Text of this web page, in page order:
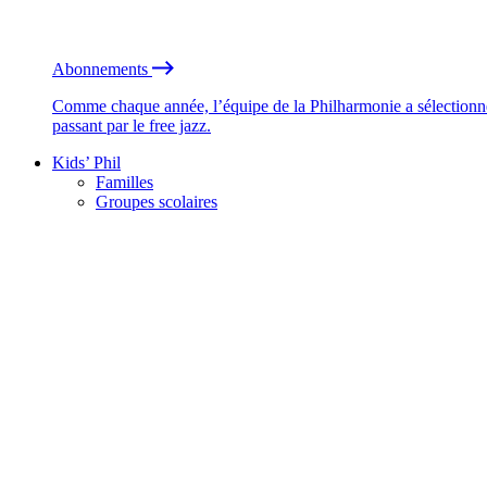
Abonnements
Comme chaque année, l’équipe de la Philharmonie a
passant par le free jazz.
Kids’ Phil
Familles
Groupes scolaires